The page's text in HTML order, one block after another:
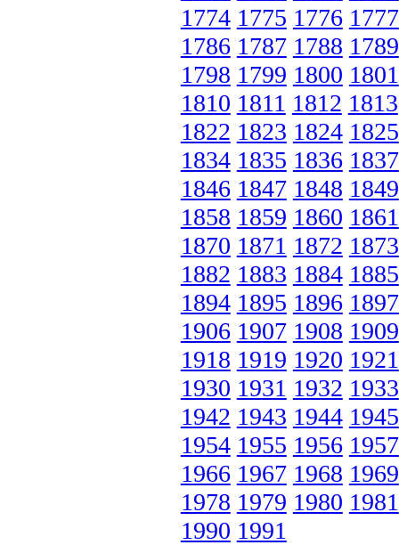
1774 1775 1776 1777
1786 1787 1788 1789
1798 1799 1800 1801
1810 1811 1812 1813
1822 1823 1824 1825
1834 1835 1836 1837
1846 1847 1848 1849
1858 1859 1860 1861
1870 1871 1872 1873
1882 1883 1884 1885
1894 1895 1896 1897
1906 1907 1908 1909
1918 1919 1920 1921
1930 1931 1932 1933
1942 1943 1944 1945
1954 1955 1956 1957
1966 1967 1968 1969
1978 1979 1980 1981
1990 1991